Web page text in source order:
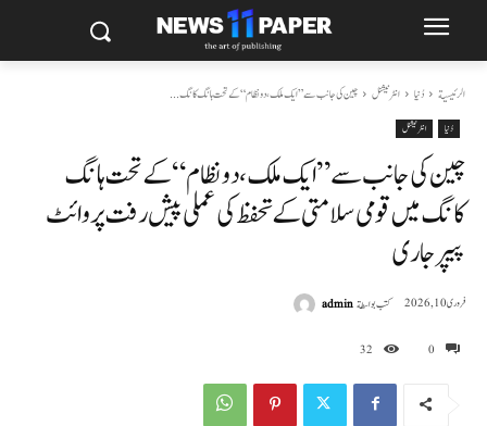
الرئيسية دُنیا انٹرنیشنل چین کی جانب سے ”ایک ملک، دو نظام“ کے تحت ہانگ کانگ...
دُنیا انٹرنیشنل
چین کی جانب سے ”ایک ملک، دو نظام“ کے تحت ہانگ
کانگ میں قومی سلامتی کے تحفظ کی عملی پیش رفت پر وائٹ
پیپر جاری
0
32
فروری 10, 2026 كتب بواسطةadmin